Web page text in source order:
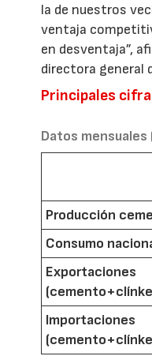
la de nuestros
ventaja
en desventaja”,
directora general
Principales
Datos
Producción
Consumo
Exportaciones
Importaciones